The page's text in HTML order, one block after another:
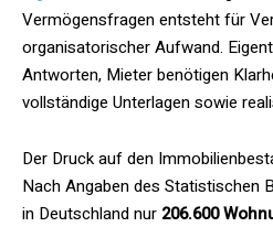
Vermögensfragen entsteht für
organisatorischer Aufwand.
Antworten, Mieter benötigen
vollständige Unterlagen sowie
Der Druck auf den
Nach Angaben des Statistischen
in Deutschland nur 206.600